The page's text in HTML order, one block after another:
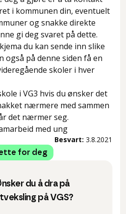
i kommunen din, eventuelt
og snakke direkte
gi deg svaret på dette.
du kan sende inn slike
også på denne siden få en
skoler i hver
i VG3 hvis du ønsker det
nærmere med sammen
det nærmer seg.
med ung
Besvart: 3.8.2021
for deg
du å dra på
på VGS?